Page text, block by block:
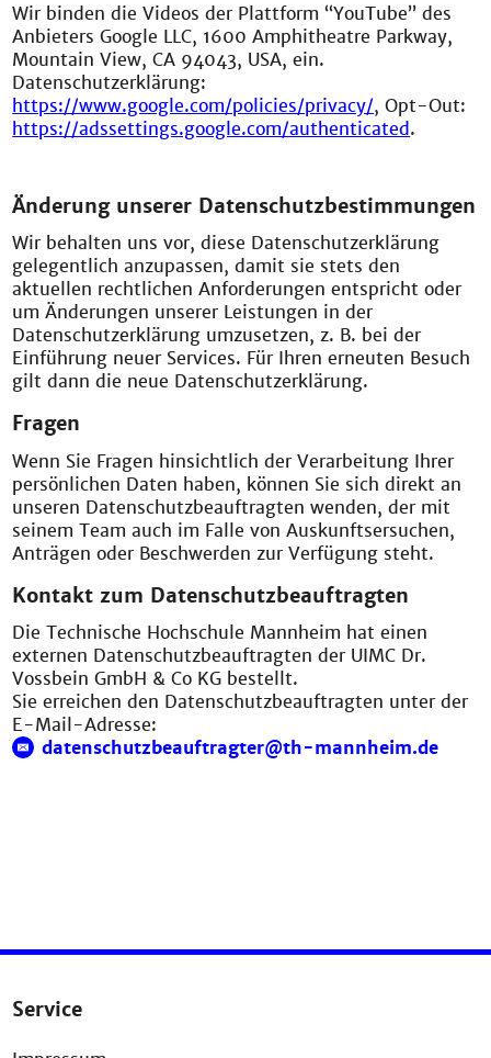
Wir binden die Videos der Plattform “YouTube” des
Anbieters Google LLC, 1600 Amphitheatre Parkway,
Mountain View, CA 94043, USA, ein.
Datenschutzerklärung:
https://www.google.com/policies/privacy/, Opt-Out:
https://adssettings.google.com/authenticated.
Änderung unserer Datenschutzbestimmungen
Wir behalten uns vor, diese Datenschutzerklärung
gelegentlich anzupassen, damit sie stets den
aktuellen rechtlichen Anforderungen entspricht oder
um Änderungen unserer Leistungen in der
Datenschutzerklärung umzusetzen, z. B. bei der
Einführung neuer Services. Für Ihren erneuten Besuch
gilt dann die neue Datenschutzerklärung.
Fragen
Wenn Sie Fragen hinsichtlich der Verarbeitung Ihrer
persönlichen Daten haben, können Sie sich direkt an
unseren Datenschutzbeauftragten wenden, der mit
seinem Team auch im Falle von Auskunftsersuchen,
Anträgen oder Beschwerden zur Verfügung steht.
Kontakt zum Datenschutzbeauftragten
Die Technische Hochschule Mannheim hat einen
externen Datenschutzbeauftragten der UIMC Dr.
Vossbein GmbH & Co KG bestellt.
Sie erreichen den Datenschutzbeauftragten unter der
E-Mail-Adresse:
datenschutzbeauftragter@th-mannheim.de
Service